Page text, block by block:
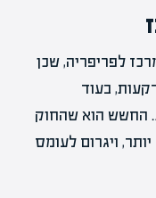
לפריפריה, שכן
בעוד
החשש הוא שהחוק
ויגרום לעומס